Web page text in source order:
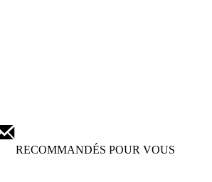
RECOMMANDÉS POUR VOUS